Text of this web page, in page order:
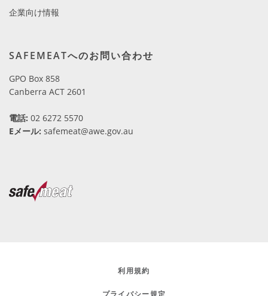
企業向け情報
SAFEMEATへのお問い合わせ
GPO Box 858
Canberra ACT 2601
電話: 02 6272 5570
Eメール: safemeat@awe.gov.au
利用規約
プライバシー規定